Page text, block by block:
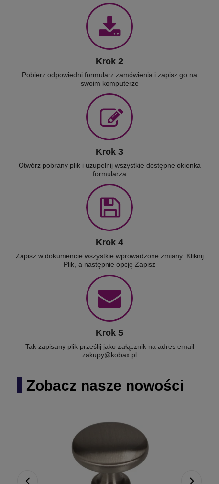
Krok 2
Pobierz odpowiedni formularz zamówienia i zapisz go na
swoim komputerze
Krok 3
Otwórz pobrany plik i uzupełnij wszystkie dostępne okienka
formularza
Krok 4
Zapisz w dokumencie wszystkie wprowadzone zmiany. Kliknij
Plik, a następnie opcję Zapisz
Krok 5
Tak zapisany plik prześlij jako załącznik na adres email
zakupy@kobax.pl
Zobacz nasze nowości